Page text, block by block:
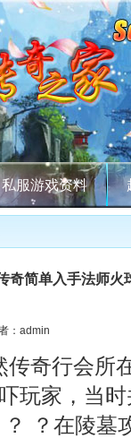
私服游戏资料
奇简单入手法师火
：admin
奇行会所
玩家，当
？在陵墓